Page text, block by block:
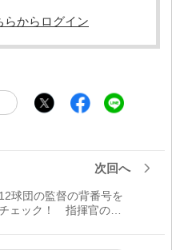
らからログイン
次回へ
12球団の監督の背番号を
チェック！ 指揮官の背